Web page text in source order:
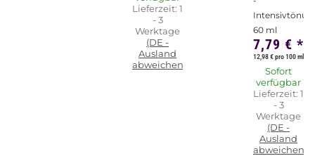
Lieferzeit: 1
- 3
Werktage
(DE -
Ausland
abweichend)
60 ml
7,79 € *
12,98 € pro 100 ml
Sofort
verfügbar
Lieferzeit: 1
- 3
Werktage
(DE -
Ausland
abweichend)